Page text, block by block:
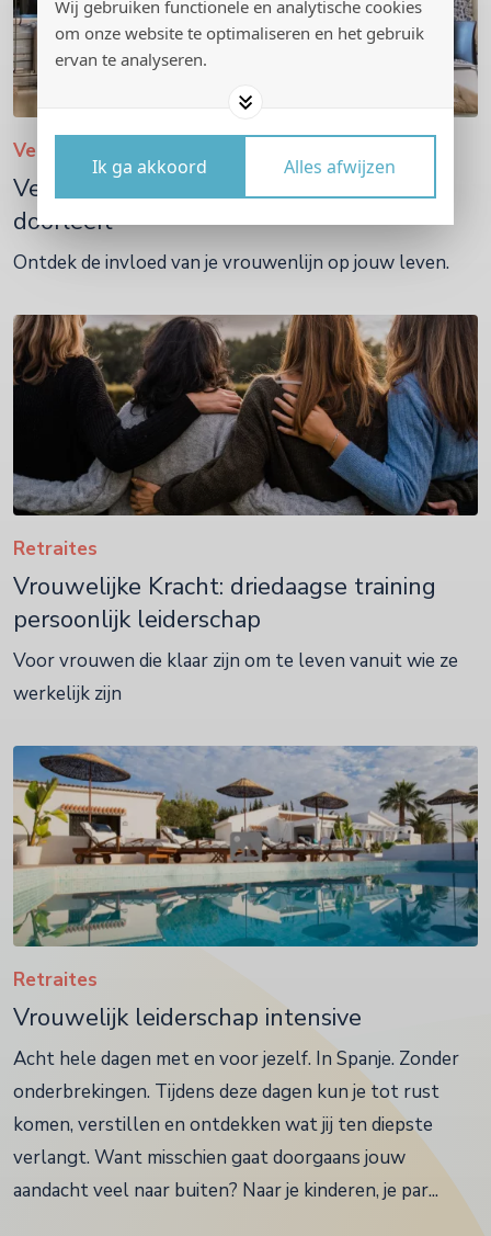
Wij gebruiken functionele en analytische cookies
om onze website te optimaliseren en het gebruik
ervan te analyseren.
Ik ga akkoord Alles afwijzen
Verdiepingsdagen
Verdiepingsdag: Hoe het verleden in je
doorleeft
Ontdek de invloed van je vrouwenlijn op jouw leven.
Retraites
Vrouwelijke Kracht: driedaagse training
persoonlijk leiderschap
Voor vrouwen die klaar zijn om te leven vanuit wie ze
werkelijk zijn
Retraites
Vrouwelijk leiderschap intensive
Acht hele dagen met en voor jezelf. In Spanje. Zonder
onderbrekingen. Tijdens deze dagen kun je tot rust
komen, verstillen en ontdekken wat jij ten diepste
verlangt. Want misschien gaat doorgaans jouw
aandacht veel naar buiten? Naar je kinderen, je par...